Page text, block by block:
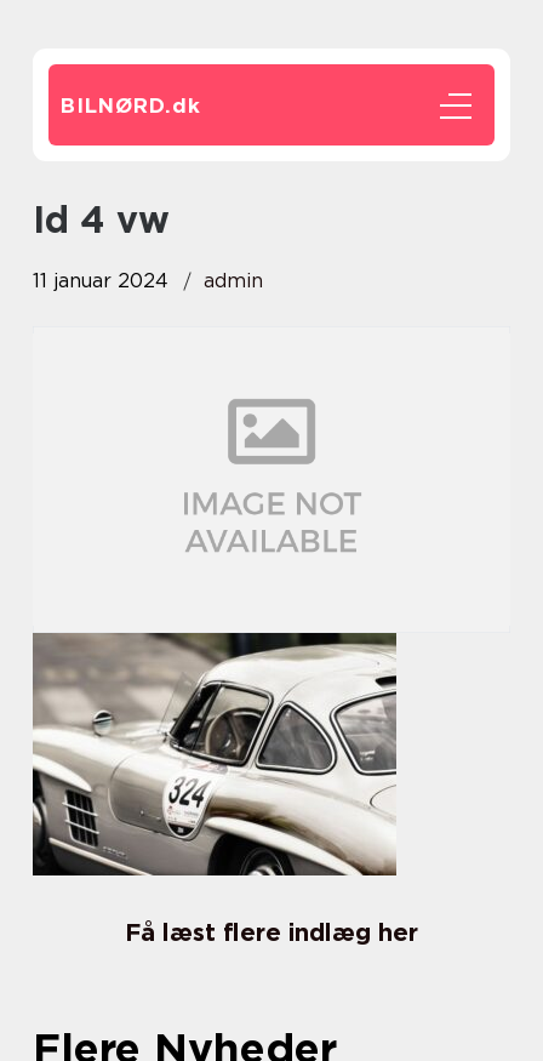
BILNØRD.dk
id 4 vw
11 januar 2024 admin
Få læst flere indlæg her
Flere Nyheder